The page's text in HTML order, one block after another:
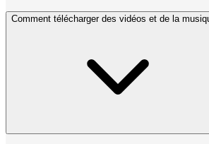
Comment télécharger des vidéos et de la